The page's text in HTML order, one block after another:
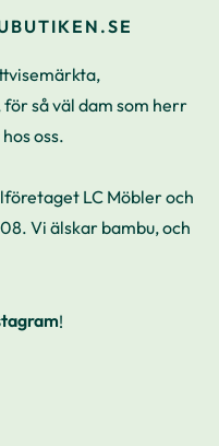
så väl dam som herr
oss.
LC Möbler och
Vi älskar bambu, och
!